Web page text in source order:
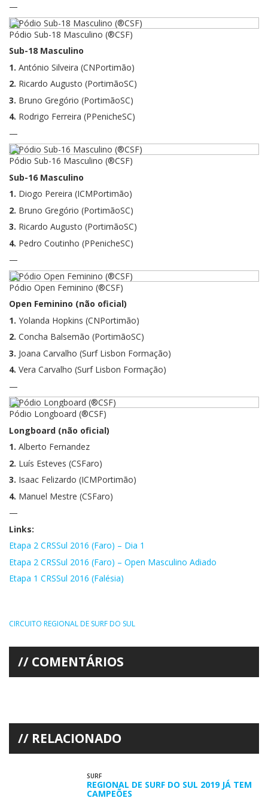
—
Pódio Sub-18 Masculino (®CSF)
Sub-18 Masculino
1. António Silveira (CNPortimão)
2. Ricardo Augusto (PortimãoSC)
3. Bruno Gregório (PortimãoSC)
4. Rodrigo Ferreira (PPenicheSC)
—
Pódio Sub-16 Masculino (®CSF)
Sub-16 Masculino
1. Diogo Pereira (ICMPortimão)
2. Bruno Gregório (PortimãoSC)
3. Ricardo Augusto (PortimãoSC)
4. Pedro Coutinho (PPenicheSC)
—
Pódio Open Feminino (®CSF)
Open Feminino (não oficial)
1. Yolanda Hopkins (CNPortimão)
2. Concha Balsemão (PortimãoSC)
3. Joana Carvalho (Surf Lisbon Formação)
4. Vera Carvalho (Surf Lisbon Formação)
—
Pódio Longboard (®CSF)
Longboard (não oficial)
1. Alberto Fernandez
2. Luís Esteves (CSFaro)
3. Isaac Felizardo (ICMPortimão)
4. Manuel Mestre (CSFaro)
—
Links:
Etapa 2 CRSSul 2016 (Faro) – Dia 1
Etapa 2 CRSSul 2016 (Faro) – Open Masculino Adiado
Etapa 1 CRSSul 2016 (Falésia)
CIRCUITO REGIONAL DE SURF DO SUL
COMENTÁRIOS
RELACIONADO
SURF
REGIONAL DE SURF DO SUL 2019 JÁ TEM
CAMPEÕES